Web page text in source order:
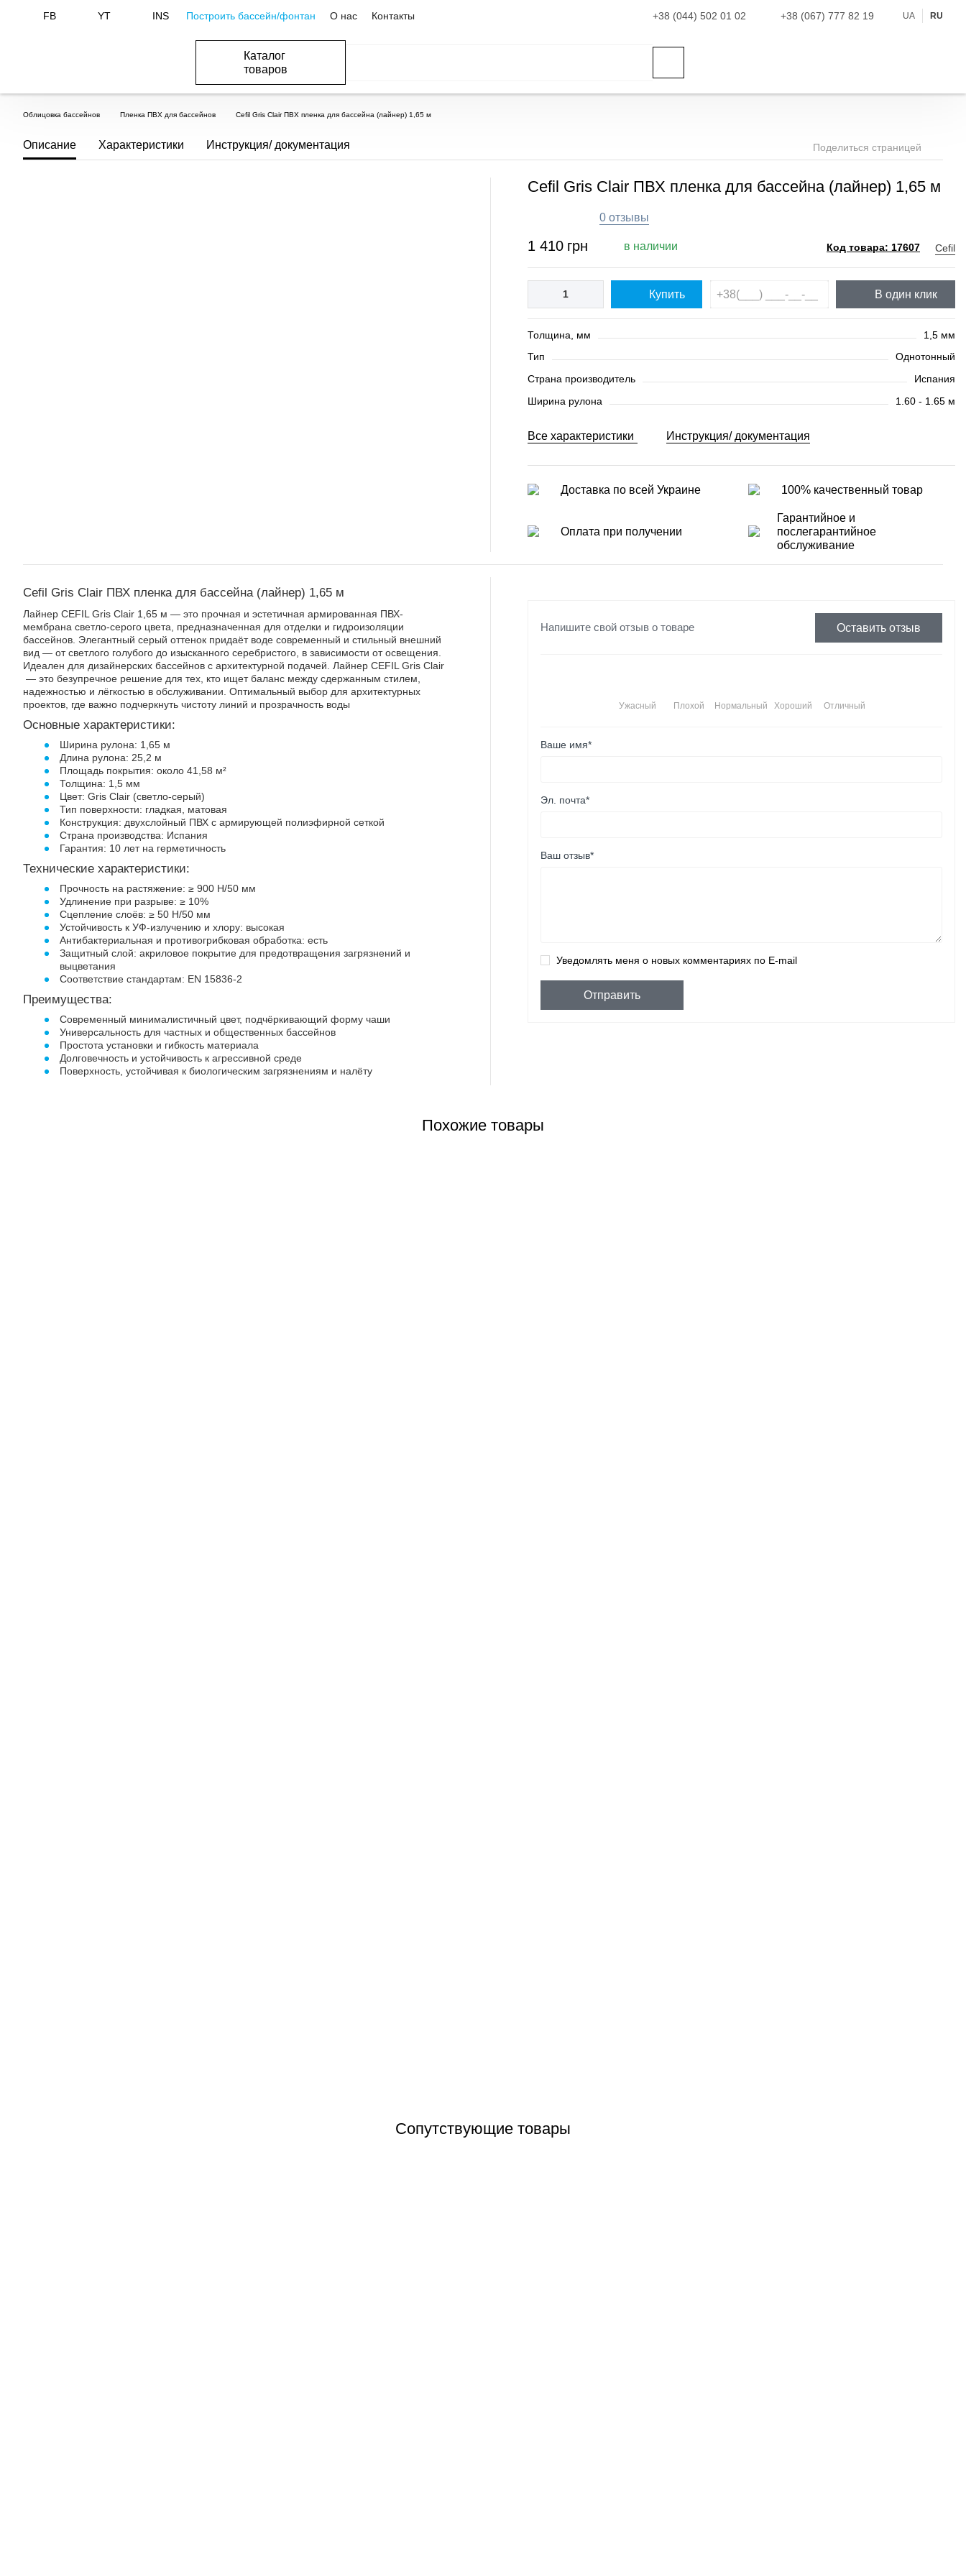
FB YT INS Построить бассейн/фонтан О нас Контакты +38 (044) 502 01 02 +38 (067) 777 82 19 UA RU
Каталог
товаров
Облицовка бассейнов Пленка ПВХ для бассейнов Cefil Gris Clair ПВХ пленка для бассейна (лайнер) 1,65 м
Описание Характеристики Инструкция/ документация Поделиться страницей
Cefil Gris Clair ПВХ пленка для бассейна (лайнер) 1,65 м
0 отзывы
1 410 грн в наличии Код товара: 17607 Cefil
Купить В один клик
Толщина, мм 1,5 мм
Тип Однотонный
Страна производитель Испания
Ширина рулона 1.60 - 1.65 м
Все характеристики Инструкция/ документация
Доставка по всей Украине 100% качественный товар
Оплата при получении
Гарантийное и
послегарантийное
обслуживание
Cefil Gris Clair ПВХ пленка для бассейна (лайнер) 1,65 м
Лайнер CEFIL Gris Clair 1,65 м — это прочная и эстетичная армированная ПВХ-
мембрана светло-серого цвета, предназначенная для отделки и гидроизоляции
бассейнов. Элегантный серый оттенок придаёт воде современный и стильный внешний
вид — от светлого голубого до изысканного серебристого, в зависимости от освещения.
Идеален для дизайнерских бассейнов с архитектурной подачей. Лайнер CEFIL Gris Clair
— это безупречное решение для тех, кто ищет баланс между сдержанным стилем,
надежностью и лёгкостью в обслуживании. Оптимальный выбор для архитектурных
проектов, где важно подчеркнуть чистоту линий и прозрачность воды
Основные характеристики:
Ширина рулона: 1,65 м
Длина рулона: 25,2 м
Площадь покрытия: около 41,58 м²
Толщина: 1,5 мм
Цвет: Gris Clair (светло-серый)
Тип поверхности: гладкая, матовая
Конструкция: двухслойный ПВХ с армирующей полиэфирной сеткой
Страна производства: Испания
Гарантия: 10 лет на герметичность
Технические характеристики:
Прочность на растяжение: ≥ 900 Н/50 мм
Удлинение при разрыве: ≥ 10%
Сцепление слоёв: ≥ 50 Н/50 мм
Устойчивость к УФ-излучению и хлору: высокая
Антибактериальная и противогрибковая обработка: есть
Защитный слой: акриловое покрытие для предотвращения загрязнений и
выцветания
Соответствие стандартам: EN 15836-2
Преимущества:
Современный минималистичный цвет, подчёркивающий форму чаши
Универсальность для частных и общественных бассейнов
Простота установки и гибкость материала
Долговечность и устойчивость к агрессивной среде
Поверхность, устойчивая к биологическим загрязнениям и налёту
Напишите свой отзыв о товаре Оставить отзыв
Отличный
Хороший
Нормальный
Плохой
Ужасный
Ваше имя*
Эл. почта*
Ваш отзыв*
Уведомлять меня о новых комментариях по E-mail
Отправить
Похожие товары
Сопутствующие товары